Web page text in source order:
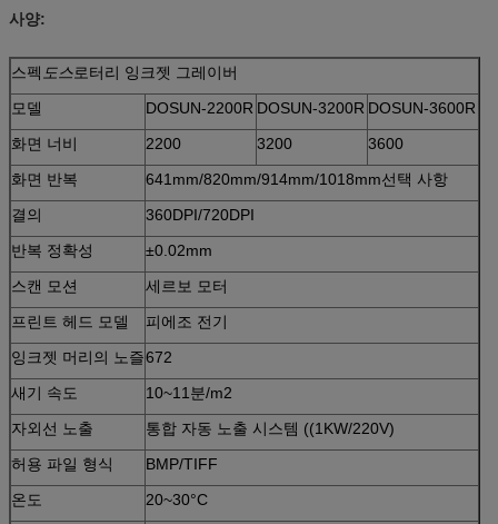
사양:
스펙 도스로터리 잉크젯 그레이버
모델
DOSUN-2200R DOSUN-3200R DOSUN-3600R
화면 너비
2200 3200
3600
화면 반복
641mm/820mm/914mm/1018mm선택 사항
결의
360DPI/720DPI
반복 정확성
±0.02mm
스캔 모션
세르보 모터
프린트 헤드 모델
피에조 전기
잉크젯 머리의 노즐672
새기 속도
10~11분/m2
자외선 노출
통합 자동 노출 시스템 ((1KW/220V)
허용 파일 형식
BMP/TIFF
온도
20~30°C